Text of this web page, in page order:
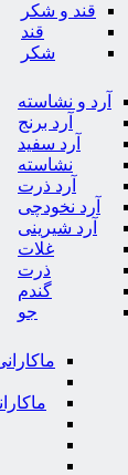
قند و شکر
قند
شکر
آرد و نشاسته
آرد برنج
آرد سفید
نشاسته
آرد ذرت
آرد نخودچی
آرد شیرینی
غلات
ذرت
گندم
جو